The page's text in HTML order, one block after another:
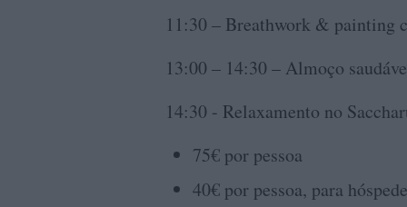
11:30 – Breathwork & painting
13:00 – 14:30 – Almoço
14:30 - Relaxamento no
75€ por pessoa
40€ por pessoa, para